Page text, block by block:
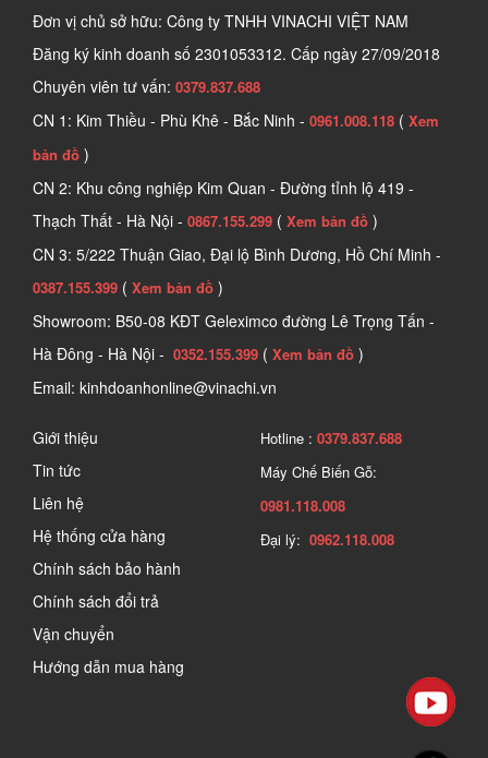
Đơn vị chủ sở hữu: Công ty TNHH VINACHI VIỆT NAM
Đăng ký kinh doanh số 2301053312. Cấp ngày 27/09/2018
Chuyên viên tư vấn: 0379.837.688
CN 1: Kim Thiều - Phù Khê - Bắc Ninh - 0961.008.118 ( Xem
bản đồ )
CN 2: Khu công nghiệp Kim Quan - Đường tỉnh lộ 419 -
Thạch Thất - Hà Nội - 0867.155.299 ( Xem bản đồ )
CN 3: 5/222 Thuận Giao, Đại lộ Bình Dương, Hồ Chí Minh -
0387.155.399 ( Xem bản đồ )
Showroom: B50-08 KĐT Geleximco đường Lê Trọng Tấn -
Hà Đông - Hà Nội - 0352.155.399 ( Xem bản đồ )
Email: kinhdoanhonline@vinachi.vn
Giới thiệu
Tin tức
Liên hệ
Hệ thống cửa hàng
Chính sách bảo hành
Chính sách đổi trả
Vận chuyển
Hướng dẫn mua hàng
Hotline : 0379.837.688
Máy Chế Biến Gỗ:
0981.118.008
Đại lý: 0962.118.008